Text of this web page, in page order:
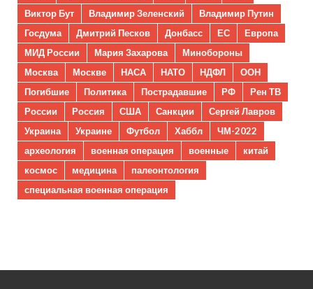
Виктор Бут
Владимир Зеленский
Владимир Путин
Госдума
Дмитрий Песков Донбасс ЕС
Европа
МИД России
Мария Захарова
Минобороны
Москва
Москве НАСА НАТО НДФЛ
ООН
Погибшие
Политика Пострадавшие РФ
Рен ТВ
России
Россия США Санкции
Сергей Лавров
Украина
Украине Футбол Хаббл
ЧМ-2022
археология
военная операция военные
китай
космос
медицина
палеонтология
специальная военная операция